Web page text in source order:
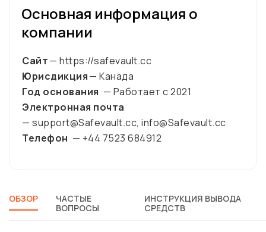
Основная информация о
компании
Сайт— https://safevault.cc
Юрисдикция— Канада
Год основания — Работает с2021
Электронная почта
— support@Safevault.cc, info@Safevault.cc
Телефон — +44 7523 684912
ОБЗОР
ЧАСТЫЕ
ВОПРОСЫ
ИНСТРУКЦИЯ ВЫВОДА
СРЕДСТВ